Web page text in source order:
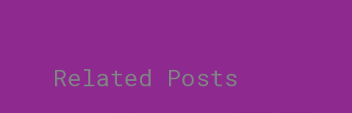
Related Posts